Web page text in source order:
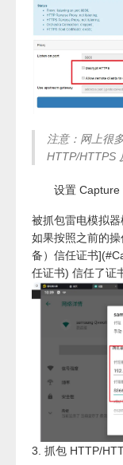
注意：网上很
HTTP/HTTPS
设置 Capture
被抓包雷电模拟
如果按照之前的
备）信任证书
任证书) 信任了证
3. 抓包 HTTP/